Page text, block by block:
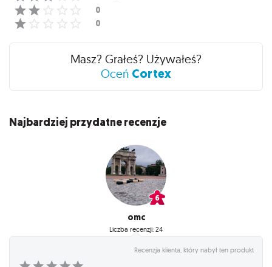
Masz? Grałeś? Używałeś?
Oceń Cortex
Najbardziej przydatne recenzje
omc
Liczba recenzji: 24
Recenzja klienta, który nabył ten produkt